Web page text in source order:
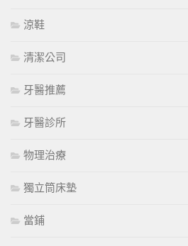
涼鞋
清潔公司
牙醫推薦
牙醫診所
物理治療
獨立筒床墊
當鋪